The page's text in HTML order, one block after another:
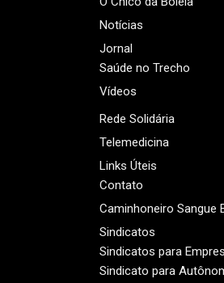
Notícias
Jornal
Saúde no Trecho
Vídeos
Rede Solidária
Telemedicina
Links Úteis
Contato
Caminhoneiro Sangue
Sindicatos
Sindicatos para
Sindicato para